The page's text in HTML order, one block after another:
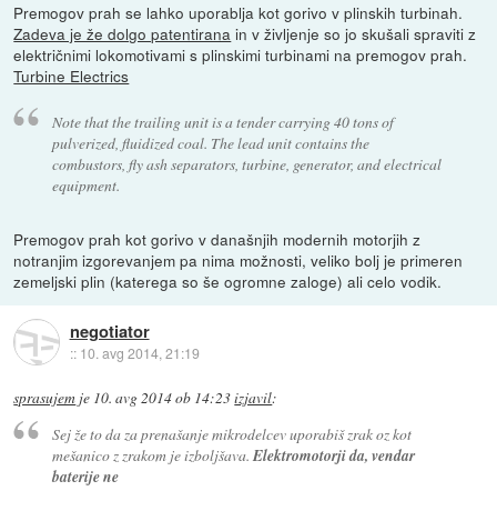
Premogov prah se lahko uporablja kot gorivo v plinskih turbinah.
Zadeva je že dolgo patentirana in v življenje so jo skušali spraviti z
električnimi lokomotivami s plinskimi turbinami na premogov prah.
Turbine Electrics
Note that the trailing unit is a tender carrying 40 tons of
pulverized, fluidized coal. The lead unit contains the
combustors, fly ash separators, turbine, generator, and electrical
equipment.
Premogov prah kot gorivo v današnjih modernih motorjih z
notranjim izgorevanjem pa nima možnosti, veliko bolj je primeren
zemeljski plin (katerega so še ogromne zaloge) ali celo vodik.
negotiator
:: 10. avg 2014, 21:19
sprasujem je 10. avg 2014 ob 14:23izjavil:
Sej že to da za prenašanje mikrodelcev uporabiš zrak oz kot
mešanico z zrakom je izboljšava. Elektromotorji da, vendar
baterije ne